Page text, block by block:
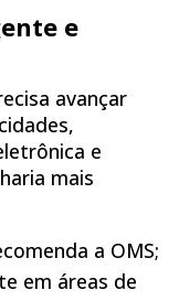
e
avançar
e
mais
a OMS;
em áreas de